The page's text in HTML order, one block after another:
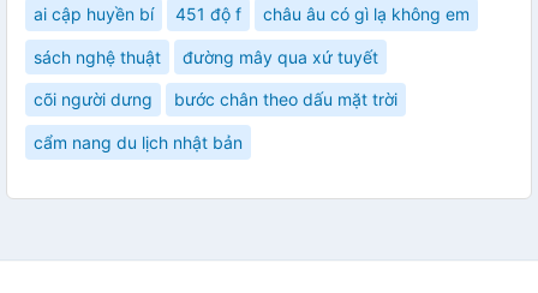
ai cập huyền bí 451 độ f châu âu có gì lạ không em
sách nghệ thuật đường mây qua xứ tuyết
cõi người dưng bước chân theo dấu mặt trời
cẩm nang du lịch nhật bản